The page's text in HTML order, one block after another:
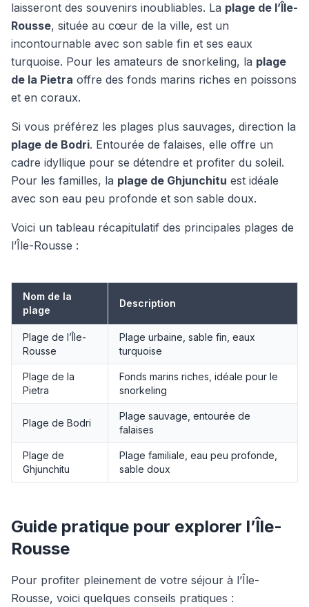
laisseront des souvenirs inoubliables. La plage de l’Île-
Rousse, située au cœur de la ville, est un
incontournable avec son sable fin et ses eaux
turquoise. Pour les amateurs de snorkeling, la plage
de la Pietra offre des fonds marins riches en poissons
et en coraux.
Si vous préférez les plages plus sauvages, direction la
plage de Bodri. Entourée de falaises, elle offre un
cadre idyllique pour se détendre et profiter du soleil.
Pour les familles, la plage de Ghjunchitu est idéale
avec son eau peu profonde et son sable doux.
Voici un tableau récapitulatif des principales plages de
l’Île-Rousse :
Nom de la
plage
Description
Plage de l’Île-
Rousse
Plage urbaine, sable fin, eaux
turquoise
Plage de la
Pietra
Fonds marins riches, idéale pour le
snorkeling
Plage de Bodri
Plage sauvage, entourée de
falaises
Plage de
Ghjunchitu
Plage familiale, eau peu profonde,
sable doux
Guide pratique pour explorer l’Île-
Rousse
Pour profiter pleinement de votre séjour à l’Île-
Rousse, voici quelques conseils pratiques :